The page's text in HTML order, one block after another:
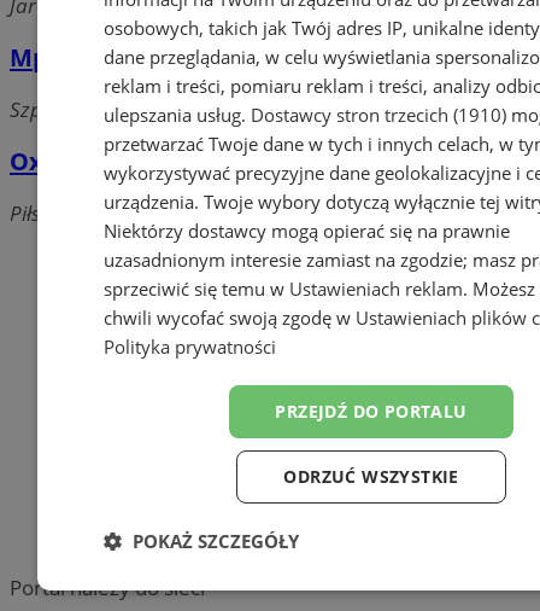
Mpti
Szpitalna 8/2/13, 44-120 Pyskowice
Oxen Zbigniew Kostkowski
Piłsudskiego 3 /3 m. 14,, 44-120 Pyskowice
Dodaj firmę
Pozostałe firmy w kategorii
reklama
Tworzenie stron www -
reklama
Portal należy do sieci
osobowych, takich jak Twój adres IP, unikalne
dane przeglądania, w celu wyświetlania
reklam i treści, pomiaru reklam i treści, analizy
ulepszania usług. Dostawcy stron trzecich (1910)
przetwarzać Twoje dane w tych i innych celach, w
wykorzystywać precyzyjne dane geolokalizacyjne i
urządzenia. Twoje wybory dotyczą wyłącznie tej
Niektórzy dostawcy mogą opierać się na prawnie
uzasadnionym interesie zamiast na zgodzie; masz
sprzeciwić się temu w Ustawieniach reklam.
chwili wycofać swoją zgodę w Ustawieniach plików
Polityka prywatności
PRZEJDŹ DO PORTALU
ODRZUĆ WSZYSTKIE
POKAŻ SZCZEGÓŁY
Niezbędne Wydajność Targetowanie